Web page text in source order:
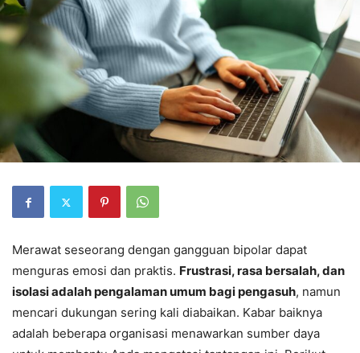
Merawat seseorang dengan gangguan bipolar dapat
menguras emosi dan praktis. Frustrasi, rasa bersalah, dan
isolasi adalah pengalaman umum bagi pengasuh, namun
mencari dukungan sering kali diabaikan. Kabar baiknya
adalah beberapa organisasi menawarkan sumber daya